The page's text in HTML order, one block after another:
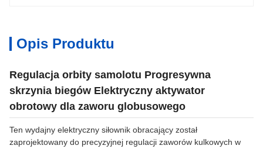
Opis Produktu
Regulacja orbity samolotu Progresywna
skrzynia biegów Elektryczny aktywator
obrotowy dla zaworu globusowego
Ten wydajny elektryczny siłownik obracający został
zaprojektowany do precyzyjnej regulacji zaworów kulkowych w